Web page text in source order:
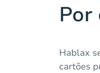
Hablax
cartões